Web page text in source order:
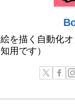
絵を描く自動化
知用です）